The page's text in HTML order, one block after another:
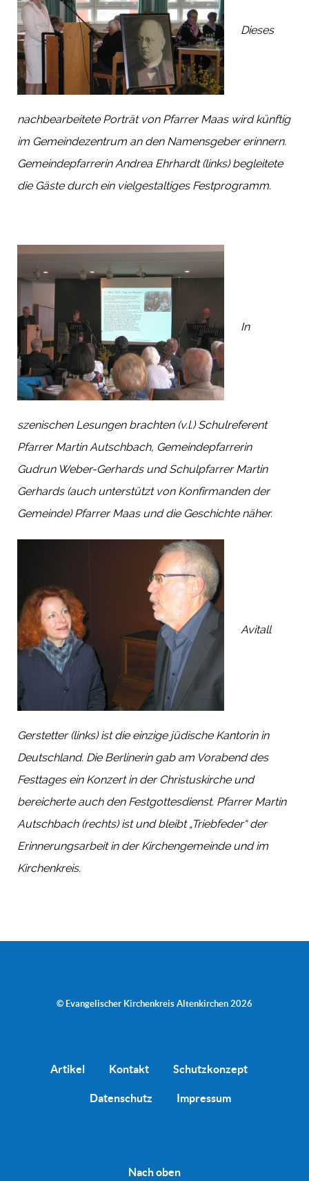
Dieses
nachbearbeitete Porträt von Pfarrer Maas wird künftig
im Gemeindezentrum an den Namensgeber erinnern.
Gemeindepfarrerin Andrea Ehrhardt (links) begleitete
die Gäste durch ein vielgestaltiges Festprogramm.
In
szenischen Lesungen brachten (v.l.) Schulreferent
Pfarrer Martin Autschbach, Gemeindepfarrerin
Gudrun Weber-Gerhards und Schulpfarrer Martin
Gerhards (auch unterstützt von Konfirmanden der
Gemeinde) Pfarrer Maas und die Geschichte näher.
Avitall
Gerstetter (links) ist die einzige jüdische Kantorin in
Deutschland. Die Berlinerin gab am Vorabend des
Festtages ein Konzert in der Christuskirche und
bereicherte auch den Festgottesdienst. Pfarrer Martin
Autschbach (rechts) ist und bleibt „Triebfeder“ der
Erinnerungsarbeit in der Kirchengemeinde und im
Kirchenkreis.
© Evangelischer Kirchenkreis Altenkirchen 2026
Artikel Kontakt Schutzkonzept
Datenschutz Impressum
Nach oben